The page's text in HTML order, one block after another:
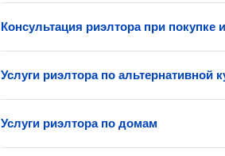
Консультация риэлтора при покупке
Услуги риэлтора по альтернативной
Услуги риэлтора по домам